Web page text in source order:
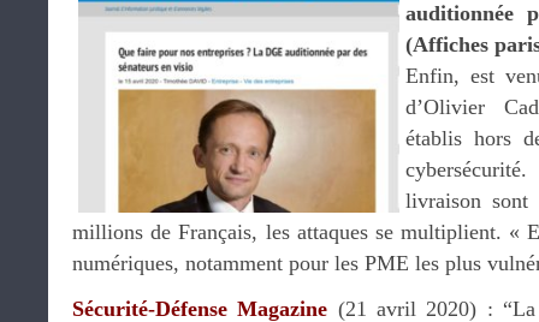
auditionnée
(Affiches
Enfin, est
d’Olivier
établis hors
livraison sont
millions de Français, les attaques se multiplient. «
numériques, notamment pour les PME les plus
Sécurité-Défense Magazine (21 avril 2020) : “La